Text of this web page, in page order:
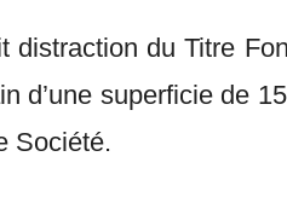
distraction du Titre
d’une superficie de
Société.